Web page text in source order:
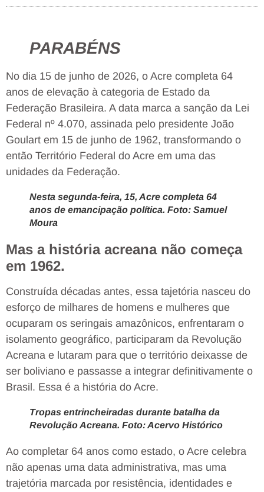
PARABÉNS
No dia 15 de junho de 2026, o Acre completa 64
anos de elevação à categoria de Estado da
Federação Brasileira. A data marca a sanção da Lei
Federal nº 4.070, assinada pelo presidente João
Goulart em 15 de junho de 1962, transformando o
então Território Federal do Acre em uma das
unidades da Federação.
Nesta segunda-feira, 15, Acre completa 64
anos de emancipação política. Foto: Samuel
Moura
Mas a história acreana não começa
em 1962.
Construída décadas antes, essa tajetória nasceu do
esforço de milhares de homens e mulheres que
ocuparam os seringais amazônicos, enfrentaram o
isolamento geográfico, participaram da Revolução
Acreana e lutaram para que o território deixasse de
ser boliviano e passasse a integrar definitivamente o
Brasil. Essa é a história do Acre.
Tropas entrincheiradas durante batalha da
Revolução Acreana. Foto: Acervo Histórico
Ao completar 64 anos como estado, o Acre celebra
não apenas uma data administrativa, mas uma
trajetória marcada por resistência, identidades e